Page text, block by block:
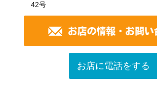
42号
お店に電話をする